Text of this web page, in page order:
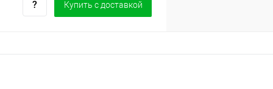
Купить c доставкой